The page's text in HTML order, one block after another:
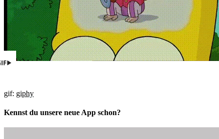
gif: giphy
Kennst du unsere neue App schon?